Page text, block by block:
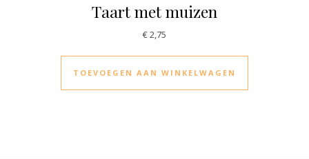
Taart met muizen
€2,75
TOEVOEGEN AAN WINKELWAGEN